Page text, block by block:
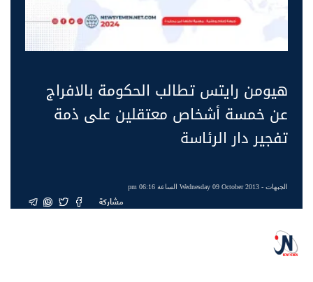
هيومن رايتس تطالب الحكومة بالافراج
عن خمسة أشخاص معتقلين على ذمة
تفجير دار الرئاسة
الجبهات- Wednesday 09 October 2013 الساعة 06:16 pm
مشاركة